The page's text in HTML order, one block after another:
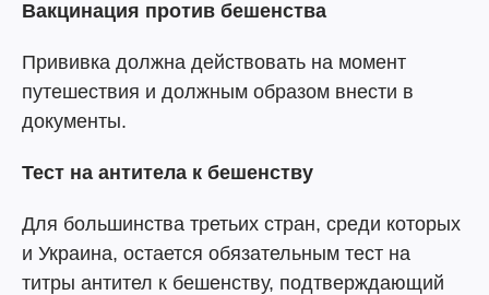
Вакцинация против бешенства
Прививка должна действовать на момент
путешествия и должным образом внести в
документы.
Тест на антитела к бешенству
Для большинства третьих стран, среди которых
и Украина, остается обязательным тест на
титры антител к бешенству, подтверждающий